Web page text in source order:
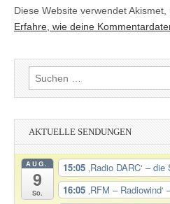
Diese Website verwendet Akismet,
Erfahre, wie deine
Suchen
nach:
AKTUELLE SENDUNGEN
AUG.
9
So.
15:05 ‚Radio DARC‘ –
16:05 ‚RFM –